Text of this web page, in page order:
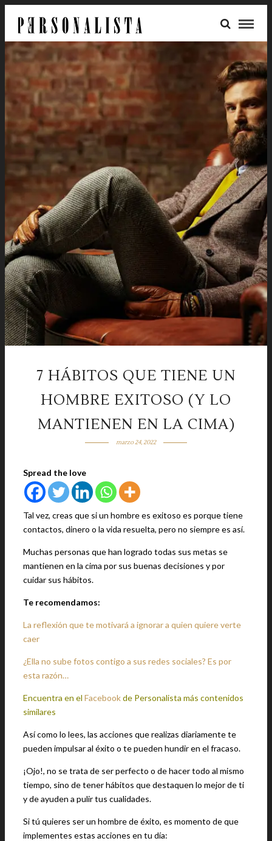
7 HÁBITOS QUE TIENE UN
HOMBRE EXITOSO (Y LO
MANTIENEN EN LA CIMA)
marzo 24, 2022
Spread the love
Tal vez, creas que si un hombre es exitoso es porque tiene
contactos, dinero o la vida resuelta, pero no siempre es así.
Muchas personas que han logrado todas sus metas se
mantienen en la cima por sus buenas decisiones y por
cuidar sus hábitos.
Te recomendamos:
La reflexión que te motivará a ignorar a quien quiere verte
caer
¿Ella no sube fotos contigo a sus redes sociales? Es por
esta razón…
Encuentra en el Facebookde Personalista más contenidos
similares
Así como lo lees, las acciones que realizas diariamente te
pueden impulsar al éxito o te pueden hundir en el fracaso.
¡Ojo!, no se trata de ser perfecto o de hacer todo al mismo
tiempo, sino de tener hábitos que destaquen lo mejor de ti
y de ayuden a pulir tus cualidades.
Si tú quieres ser un hombre de éxito, es momento de que
implementes estas acciones en tu día: